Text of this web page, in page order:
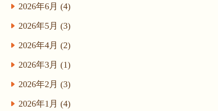
2026年6月 (4)
2026年5月 (3)
2026年4月 (2)
2026年3月 (1)
2026年2月 (3)
2026年1月 (4)